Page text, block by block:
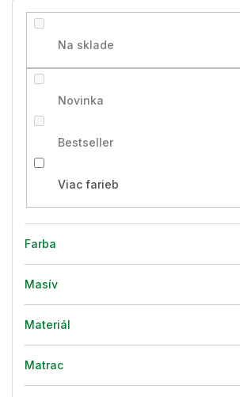
Na sklade
Novinka
Bestseller
Viac farieb
Farba
Masív
Materiál
Matrac